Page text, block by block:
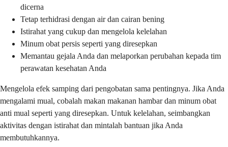
dicerna
Tetap terhidrasi dengan air dan cairan bening
Istirahat yang cukup dan mengelola kelelahan
Minum obat persis seperti yang diresepkan
Memantau gejala Anda dan melaporkan perubahan kepada tim
perawatan kesehatan Anda
Mengelola efek samping dari pengobatan sama pentingnya. Jika Anda
mengalami mual, cobalah makan makanan hambar dan minum obat
anti mual seperti yang diresepkan. Untuk kelelahan, seimbangkan
aktivitas dengan istirahat dan mintalah bantuan jika Anda
membutuhkannya.